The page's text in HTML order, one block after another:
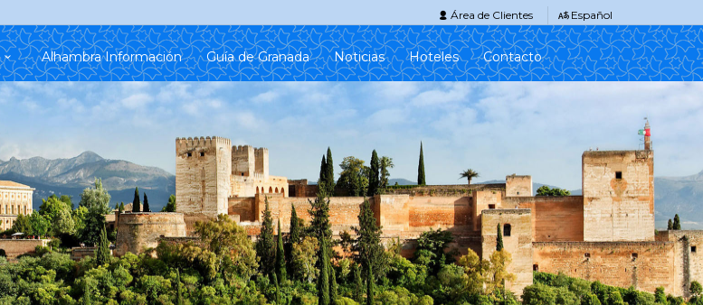
Área de Clientes Español
Alhambra Información Guía de Granada Noticias Hoteles Contacto